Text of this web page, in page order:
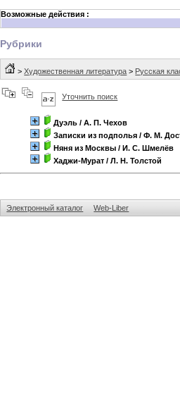
Возможные действия :
Рубрики
>Художественная литература > Русская
Уточнить поиск
Дуэль / А. П. Чехов
Записки из подполья / Ф. М.
Няня из Москвы / И. С. Шмелёв
Хаджи-Мурат / Л. Н. Толстой
Электронный каталог Web-Liber